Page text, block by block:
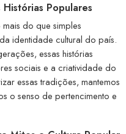
Populares
do que simples
identidade cultural do país.
essas histórias
sociais e a criatividade do
essas tradições, mantemos
o senso de pertencimento e